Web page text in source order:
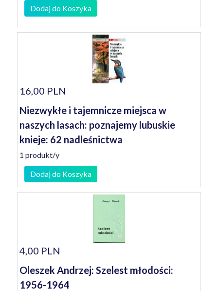
Dodaj do Koszyka
16,00 PLN
Niezwykłe i tajemnicze miejsca w
naszych lasach: poznajemy lubuskie
knieje: 62 nadleśnictwa
1 produkt/y
Dodaj do Koszyka
4,00 PLN
Oleszek Andrzej: Szelest młodości:
1956-1964